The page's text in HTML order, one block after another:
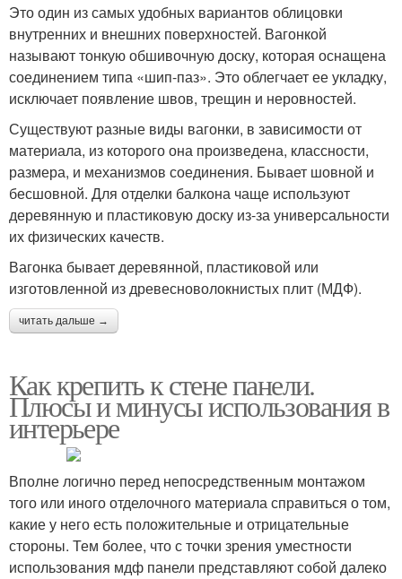
Это один из самых удобных вариантов облицовки
внутренних и внешних поверхностей. Вагонкой
называют тонкую обшивочную доску, которая оснащена
соединением типа «шип-паз». Это облегчает ее укладку,
исключает появление швов, трещин и неровностей.
Существуют разные виды вагонки, в зависимости от
материала, из которого она произведена, классности,
размера, и механизмов соединения. Бывает шовной и
бесшовной. Для отделки балкона чаще используют
деревянную и пластиковую доску из-за универсальности
их физических качеств.
Вагонка бывает деревянной, пластиковой или
изготовленной из древесноволокнистых плит (МДФ).
читать дальше →
Как крепить к стене панели.
Плюсы и минусы использования в
интерьере
Вполне логично перед непосредственным монтажом
того или иного отделочного материала справиться о том,
какие у него есть положительные и отрицательные
стороны. Тем более, что с точки зрения уместности
использования мдф панели представляют собой далеко